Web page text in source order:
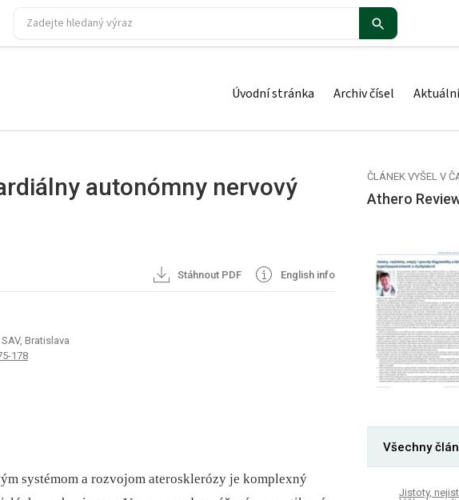
Úvodní stránka Archiv čísel
autonómny nervový
Stáhnout PDF English info
Bratislava
178
systémom a rozvojom aterosklerózy je komplexný
ČLÁNEK VYŠEL V
Athero
Všechny
Jistoty,